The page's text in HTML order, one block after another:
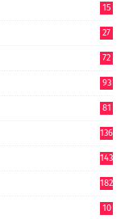
15
27
72
93
81
136
143
182
10